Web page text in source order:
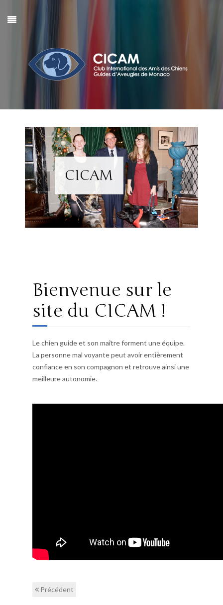
CICAM ›
‹
Bienvenue sur le
site du CICAM !
Le chien guide et son maître forment une équipe.
La personne mal voyante peut avoir entièrement
confiance en son compagnon et retrouve ainsi une
meilleure autonomie.
Précédent